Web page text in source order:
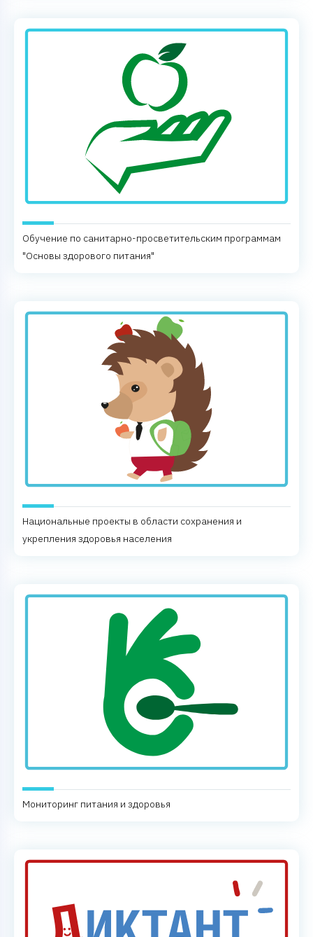
Обучение по санитарно-просветительским программам
"Основы здорового питания"
Национальные проекты в области сохранения и
укрепления здоровья населения
Мониторинг питания и здоровья